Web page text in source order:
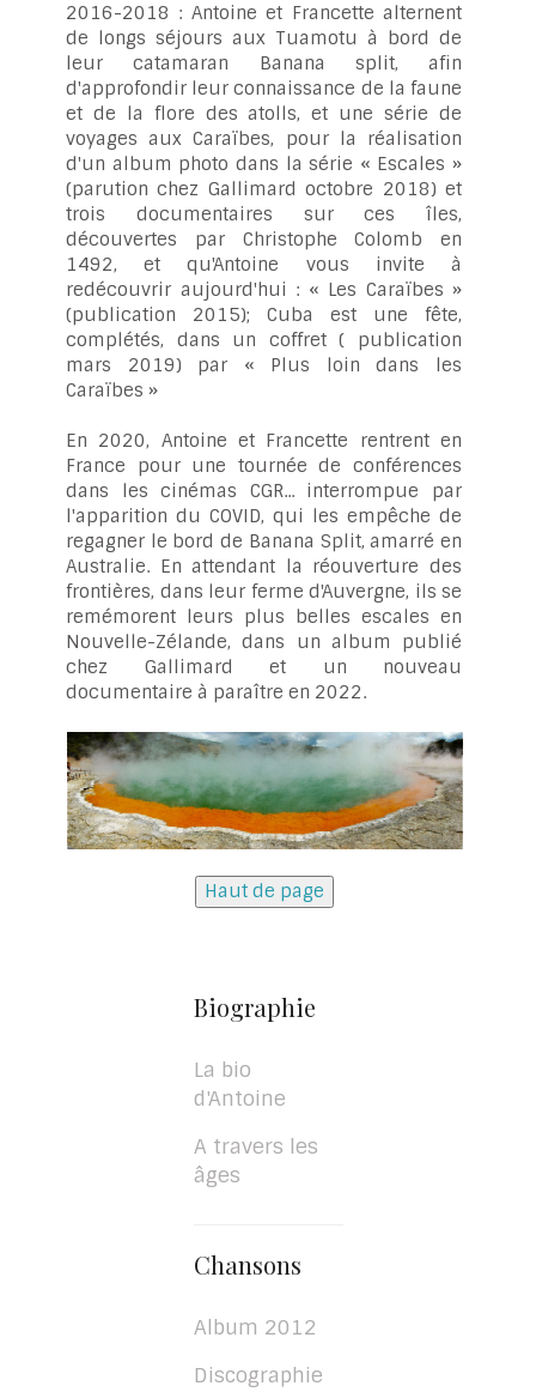
2016-2018 : Antoine et Francette alternent
de longs séjours aux Tuamotu à bord de
leur catamaran Banana split, afin
d'approfondir leur connaissance de la faune
et de la flore des atolls, et une série de
voyages aux Caraïbes, pour la réalisation
d'un album photo dans la série « Escales »
(parution chez Gallimard octobre 2018) et
trois documentaires sur ces îles,
découvertes par Christophe Colomb en
1492, et qu'Antoine vous invite à
redécouvrir aujourd'hui : « Les Caraïbes »
(publication 2015); Cuba est une fête,
complétés, dans un coffret ( publication
mars 2019) par « Plus loin dans les
Caraïbes »
En 2020, Antoine et Francette rentrent en
France pour une tournée de conférences
dans les cinémas CGR... interrompue par
l'apparition du COVID, qui les empêche de
regagner le bord de Banana Split, amarré en
Australie. En attendant la réouverture des
frontières, dans leur ferme d'Auvergne, ils se
remémorent leurs plus belles escales en
Nouvelle-Zélande, dans un album publié
chez Gallimard et un nouveau
documentaire à paraître en 2022.
Haut de page
Biographie
La bio
d'Antoine
A travers les
âges
Chansons
Album 2012
Discographie